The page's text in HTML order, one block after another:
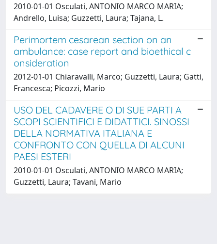
2010-01-01 Osculati, ANTONIO MARCO MARIA;
Andrello, Luisa; Guzzetti, Laura; Tajana, L.
Perimortem cesarean section on an
ambulance: case report and bioethical c
onsideration
2012-01-01 Chiaravalli, Marco; Guzzetti, Laura; Gatti,
Francesca; Picozzi, Mario
USO DEL CADAVERE O DI SUE PARTI A
SCOPI SCIENTIFICI E DIDATTICI. SINOSSI
DELLA NORMATIVA ITALIANA E
CONFRONTO CON QUELLA DI ALCUNI
PAESI ESTERI
2010-01-01 Osculati, ANTONIO MARCO MARIA;
Guzzetti, Laura; Tavani, Mario